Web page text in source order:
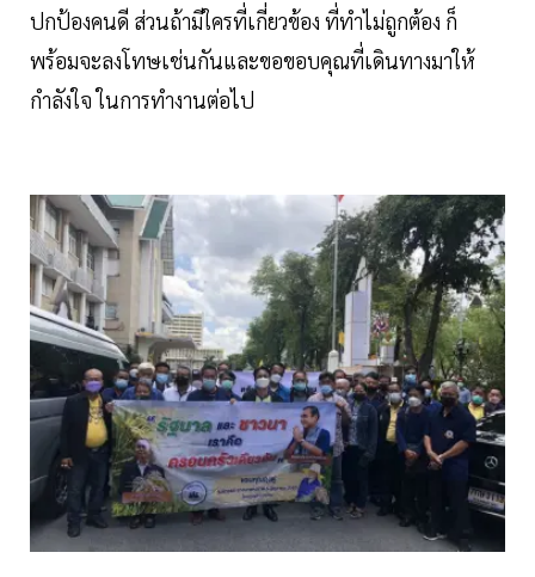
ปกป้องคนดี ส่วนถ้ามีใครที่เกี่ยวข้อง ที่ทำไม่ถูกต้อง ก็
พร้อมจะลงโทษเช่นกันและขอขอบคุณที่เดินทางมาให้
กำลังใจ ในการทำงานต่อไป